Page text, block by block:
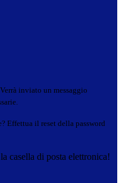
Verrà inviato un messaggio
Effettua il reset della password
casella di posta elettronica!